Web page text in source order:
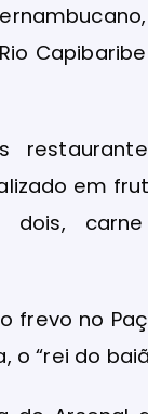
em
dois,
frevo no
o “rei do